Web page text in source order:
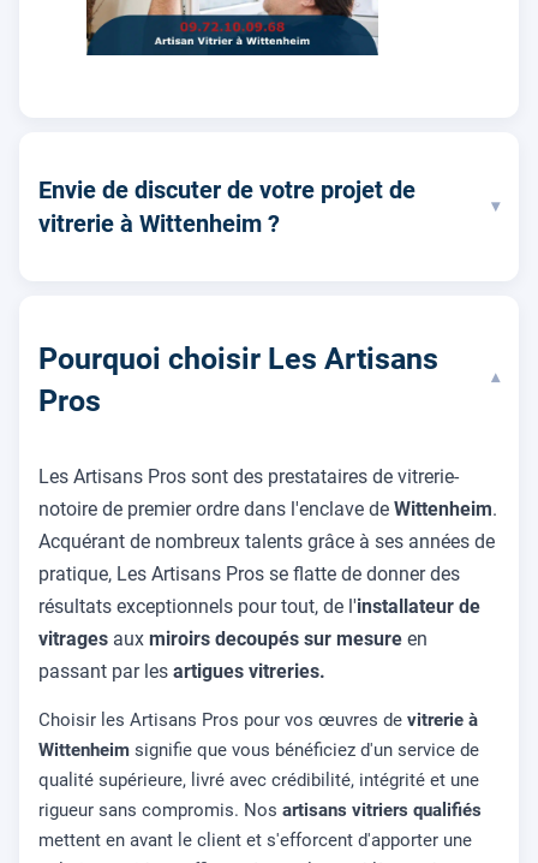
Envie de discuter de votre projet de
vitrerie à Wittenheim ?
▾
Pourquoi choisir Les Artisans
Pros
▾
Les Artisans Pros sont des prestataires de vitrerie-
notoire de premier ordre dans l'enclave de Wittenheim.
Acquérant de nombreux talents grâce à ses années de
pratique, Les Artisans Pros se flatte de donner des
résultats exceptionnels pour tout, de l'installateur de
vitrages aux miroirs decoupés sur mesure en
passant par les artigues vitreries.
Choisir les Artisans Pros pour vos œuvres de vitrerie à
Wittenheim signifie que vous bénéficiez d'un service de
qualité supérieure, livré avec crédibilité, intégrité et une
rigueur sans compromis. Nos artisans vitriers qualifiés
mettent en avant le client et s'efforcent d'apporter une